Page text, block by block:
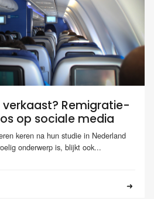
Remigratie-
op sociale media
keren na hun studie in Nederland
onderwerp is, blijkt ook...